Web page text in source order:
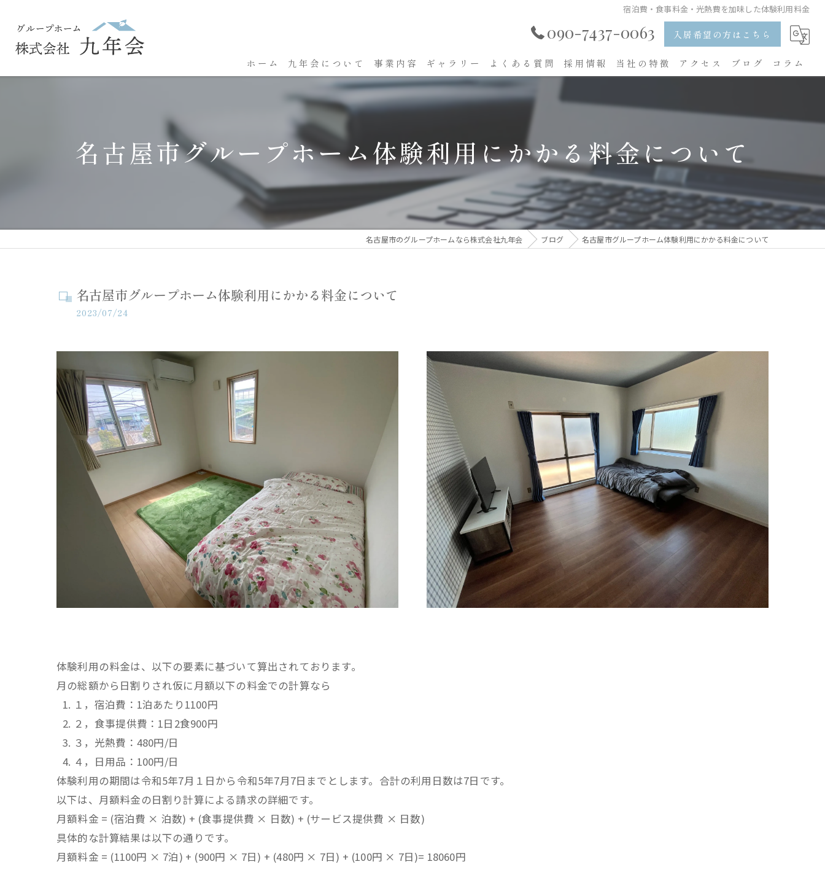
宿泊費・食事料金・光熱費を加味した体験利用料金
090-7437-0063 入居希望の方はこちら
ホーム 九年会について 事業内容 ギャラリー よくある質問 採用情報 当社の特徴
レクリエーション
求人
内職
看護
アクセス ブログ コラム
名古屋市グループホーム体験利用にかかる料金について
名古屋市のグループホームなら株式会社九年会 ブログ 名古屋市グループホーム体験利用にかかる料金について
名古屋市グループホーム体験利用にかかる料金について
2023/07/24
体験利用の料金は、以下の要素に基づいて算出されております。
月の総額から日割りされ仮に月額以下の料金での計算なら
１，宿泊費：1泊あたり1100円
２，食事提供費：1日2食900円
３，光熱費：480円/日
４，日用品：100円/日
体験利用の期間は令和5年7月１日から令和5年7月7日までとします。合計の利用日数は7日です。
以下は、月額料金の日割り計算による請求の詳細です。
月額料金 = (宿泊費 × 泊数) + (食事提供費 × 日数) + (サービス提供費 × 日数)
具体的な計算結果は以下の通りです。
月額料金 = (1100円 × 7泊) + (900円 × 7日) + (480円 × 7日) + (100円 × 7日)= 18060円